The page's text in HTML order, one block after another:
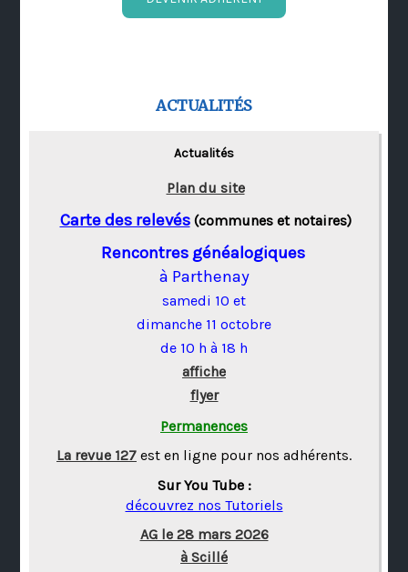
ACTUALITÉS
Actualités
Plan du site
Carte des relevés(communes et notaires)
Rencontres généalogiques
à Parthenay
samedi 10 et
dimanche 11 octobre
de 10 h à 18 h
affiche
flyer
Permanences
La revue 127 est en ligne pour nos adhérents.
Sur You Tube :
découvrez nos Tutoriels
AG le 28 mars 2026
à Scillé